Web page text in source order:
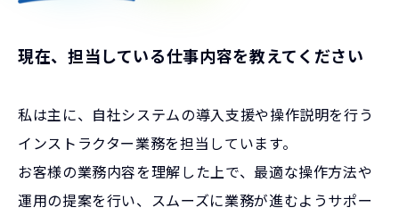
現在、担当している仕事内容を教えてください
私は主に、自社システムの導入支援や操作説明を行う
インストラクター業務を担当しています。
お客様の業務内容を理解した上で、最適な操作方法や
運用の提案を行い、スムーズに業務が進むようサポー